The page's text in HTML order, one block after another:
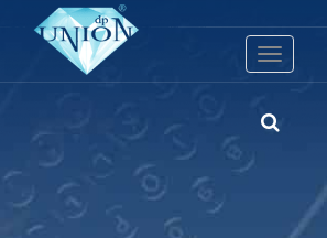
Toggle